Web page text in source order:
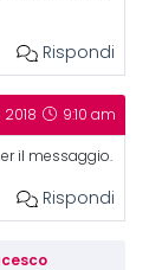
Rispondi
2018 9:10 am
il messaggio.
Rispondi